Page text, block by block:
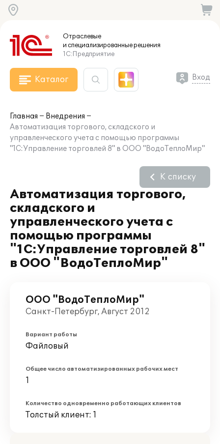
Отраслевые
и специализированныерешения
1С:Предприятие
Каталог Вход
Главная
Внедрения
Автоматизация торгового, складского и
управленческого учета с помощью программы
"1С:Управление торговлей 8" в ООО "ВодоТеплоМир"
Автоматизация торгового,
складского и
управленческого учета с
помощью программы
"1С:Управление торговлей 8"
в ООО "ВодоТеплоМир"
К списку
ООО "ВодоТеплоМир"
Санкт-Петербург, Август 2012
Вариант работы
Файловый
Общее число автоматизированных рабочих мест
1
Количество одновременно работающих клиентов
Толстый клиент: 1